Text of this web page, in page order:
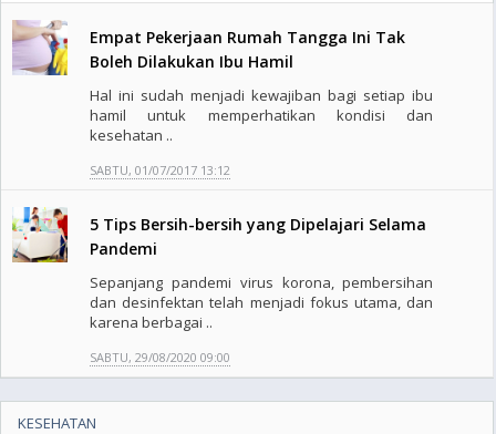
Empat Pekerjaan Rumah Tangga Ini Tak
Boleh Dilakukan Ibu Hamil
Hal ini sudah menjadi kewajiban bagi setiap ibu
hamil untuk memperhatikan kondisi dan
kesehatan ..
SABTU, 01/07/2017 13:12
5 Tips Bersih-bersih yang Dipelajari Selama
Pandemi
Sepanjang pandemi virus korona, pembersihan
dan desinfektan telah menjadi fokus utama, dan
karena berbagai ..
SABTU, 29/08/2020 09:00
KESEHATAN